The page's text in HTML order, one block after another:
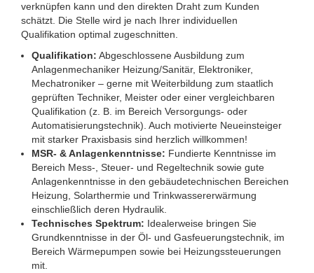
verknüpfen kann und den direkten Draht zum Kunden
schätzt. Die Stelle wird je nach Ihrer individuellen
Qualifikation optimal zugeschnitten.
Qualifikation: Abgeschlossene Ausbildung zum
Anlagenmechaniker Heizung/Sanitär, Elektroniker,
Mechatroniker – gerne mit Weiterbildung zum staatlich
geprüften Techniker, Meister oder einer vergleichbaren
Qualifikation (z. B. im Bereich Versorgungs- oder
Automatisierungstechnik). Auch motivierte Neueinsteiger
mit starker Praxisbasis sind herzlich willkommen!
MSR- & Anlagenkenntnisse: Fundierte Kenntnisse im
Bereich Mess-, Steuer- und Regeltechnik sowie gute
Anlagenkenntnisse in den gebäudetechnischen Bereichen
Heizung, Solarthermie und Trinkwassererwärmung
einschließlich deren Hydraulik.
Technisches Spektrum: Idealerweise bringen Sie
Grundkenntnisse in der Öl- und Gasfeuerungstechnik, im
Bereich Wärmepumpen sowie bei Heizungssteuerungen
mit.